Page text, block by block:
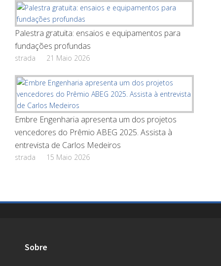
Palestra gratuita: ensaios e equipamentos para
fundações profundas
strada 21 Maio 2026
Embre Engenharia apresenta um dos projetos
vencedores do Prêmio ABEG 2025. Assista à
entrevista de Carlos Medeiros
strada 15 Maio 2026
Sobre